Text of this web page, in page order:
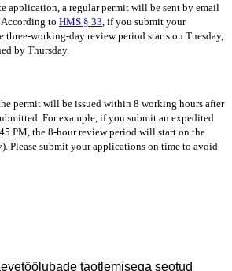
application, a regular permit will be sent by email
to HMS § 33 , if you submit your
three-working-day review period starts on Tuesday,
by Thursday.
permit will be issued within 8 working hours after
For example, if you submit an expedited
PM, the 8-hour review period will start on the
Please submit your applications on time to avoid
taotlemisega seotud